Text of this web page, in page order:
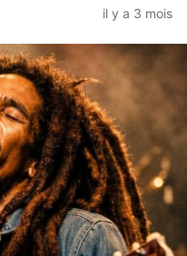
il y a 3 mois